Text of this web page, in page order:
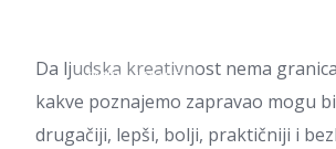
ZANIMLJIVOSTI
Da ljudska kreativnost nema
kakve poznajemo zapravao mogu
drugačiji, lepši, bolji, praktičniji i